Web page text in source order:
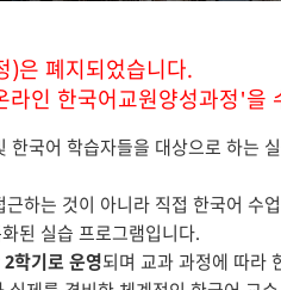
)은 폐지되었습니다.
인 한국어교원양성과정'을
국어 학습자들을 대상으로 하는
하는 것이 아니라 직접 한국어
된 실습 프로그램입니다.
학기로 운영되며 교과 과정에 따라